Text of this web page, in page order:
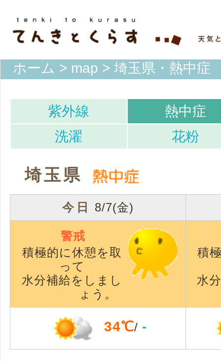
ホーム > map > 埼玉県・熱中症
紫外線
熱中症
洗濯
花粉
埼玉県
今日 8/7(金)
警戒
積極的に休憩を取
って
水分補給をしまし
ょう。
積
水
34℃/ -